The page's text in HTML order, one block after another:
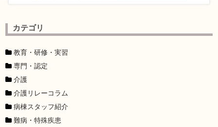
カテゴリ
教育・研修・実習
専門・認定
介護
介護リレーコラム
病棟スタッフ紹介
難病・特殊疾患